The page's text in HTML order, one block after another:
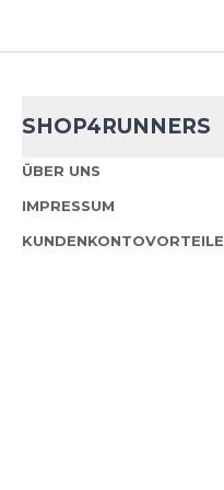
SHOP4RUNNERS
ÜBER UNS
IMPRESSUM
KUNDENKONTOVORTEILE